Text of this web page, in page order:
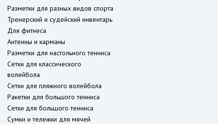
Разметки для разных видов спорта
Тренерский и судейский инвентарь
Для фитнеса
Антенны и карманы
Разметки для настольного тенниса
Сетки для классического
волейбола
Сетки для пляжного волейбола
Ракетки для большого тенниса
Сетки для большого тенниса
Сумки и тележки для мячей